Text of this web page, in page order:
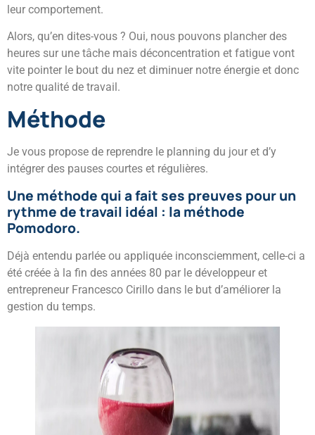
leur comportement.
Alors, qu’en dites-vous ? Oui, nous pouvons plancher des
heures sur une tâche mais déconcentration et fatigue vont
vite pointer le bout du nez et diminuer notre énergie et donc
notre qualité de travail.
Méthode
Je vous propose de reprendre le planning du jour et d’y
intégrer des pauses courtes et régulières.
Une méthode qui a fait ses preuves pour un
rythme de travail idéal : la méthode
Pomodoro.
Déjà entendu parlée ou appliquée inconsciemment, celle-ci a
été créée à la fin des années 80 par le développeur et
entrepreneur Francesco Cirillo dans le but d’améliorer la
gestion du temps.